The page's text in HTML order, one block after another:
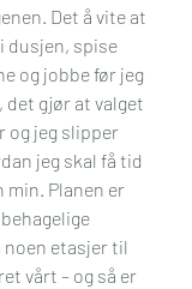
Det å vite at
dusjen, spise
og jobbe før jeg
gjør at valget
og jeg slipper
jeg skal få tid
min. Planen er
etasjer til
vårt – og så er